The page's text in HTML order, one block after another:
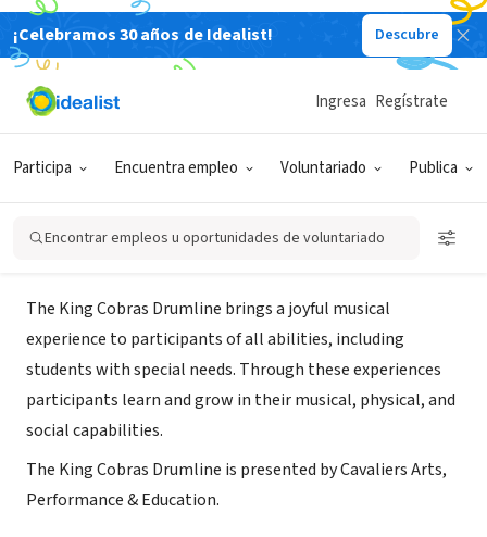
¡Celebramos 30 años de Idealist! Descubre
Participa Encuentra empleo Voluntariado Publica
Ingresa Regístrate
Encontrar empleos u oportunidades de voluntariado
ORGANIZACIÓN SIN FIN DE LUCRO
Cavaliers Arts, Performance &
Education
Rosemont, IL cavaliers.org/king-cobras-drumline
Misión
The King Cobras Drumline brings a joyful musical
experience to participants of all abilities, including
students with special needs. Through these experiences
participants learn and grow in their musical, physical, and
social capabilities.
The King Cobras Drumline is presented by Cavaliers Arts,
Performance & Education.